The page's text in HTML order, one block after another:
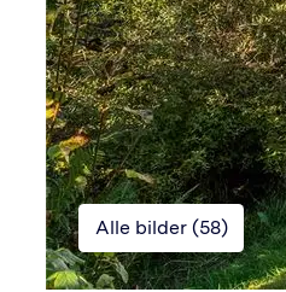
Alle bilder (58)